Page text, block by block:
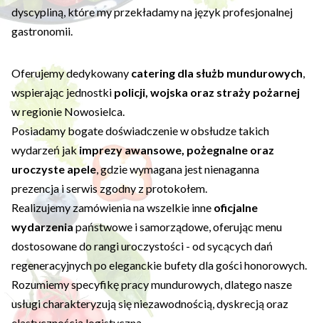
dyscypliną, które my przekładamy na język profesjonalnej
gastronomii.
Oferujemy dedykowany catering dla służb mundurowych
wspierając jednostki policji, wojska oraz straży pożarnej
w regionie Nowosielca.
Posiadamy bogate doświadczenie w obsłudze takich
wydarzeń jakimprezy awansowe, pożegnalne oraz
uroczyste apele , gdzie wymagana jest nienaganna
prezencja i serwis zgodny z protokołem.
Realizujemy zamówienia na wszelkie inne oficjalne
wydarzeniapaństwowe i samorządowe, oferując menu
dostosowane do rangi uroczystości - od sycących dań
regeneracyjnych po eleganckie bufety dla gości honorowych.
Rozumiemy specyfikę pracy mundurowych, dlatego nasze
usługi charakteryzują się niezawodnością, dyskrecją oraz